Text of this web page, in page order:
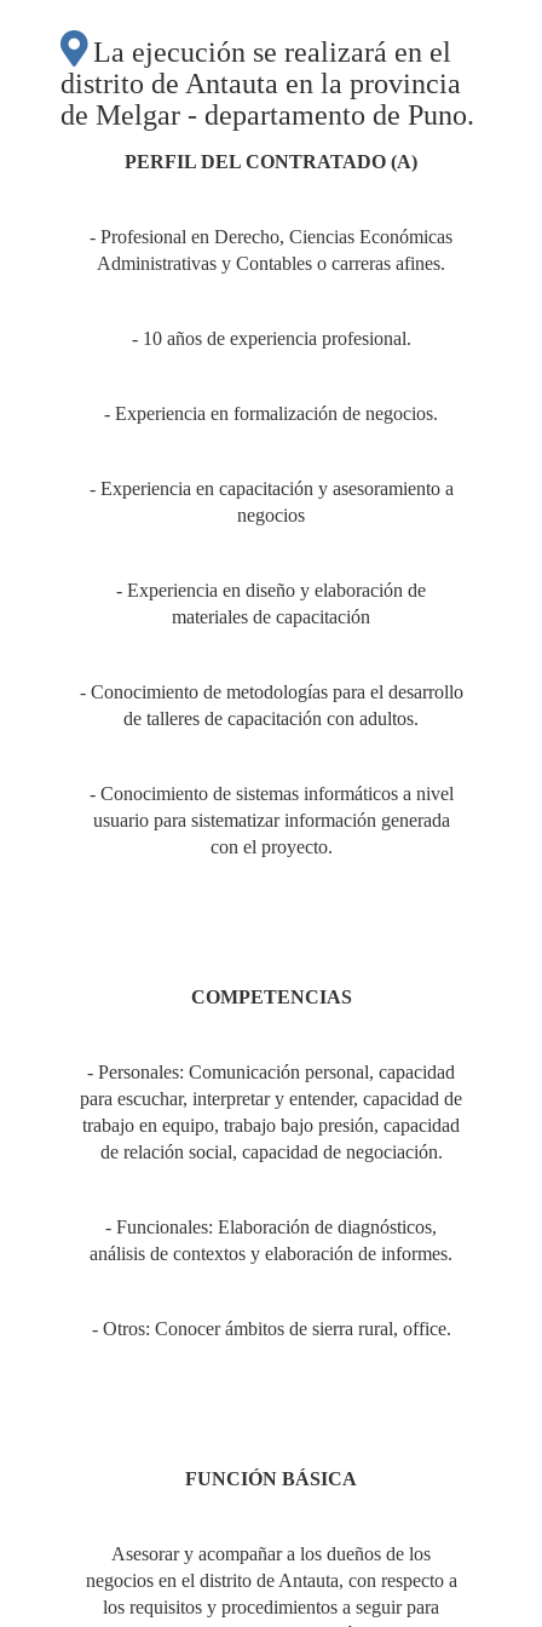
La ejecución se realizará en el
distrito de Antauta en la provincia
de Melgar - departamento de Puno.
PERFIL DEL CONTRATADO (A)
- Profesional en Derecho, Ciencias Económicas
Administrativas y Contables o carreras afines.
- 10 años de experiencia profesional.
- Experiencia en formalización de negocios.
- Experiencia en capacitación y asesoramiento a
negocios
- Experiencia en diseño y elaboración de
materiales de capacitación
- Conocimiento de metodologías para el desarrollo
de talleres de capacitación con adultos.
- Conocimiento de sistemas informáticos a nivel
usuario para sistematizar información generada
con el proyecto.
COMPETENCIAS
- Personales: Comunicación personal, capacidad
para escuchar, interpretar y entender, capacidad de
trabajo en equipo, trabajo bajo presión, capacidad
de relación social, capacidad de negociación.
- Funcionales: Elaboración de diagnósticos,
análisis de contextos y elaboración de informes.
- Otros: Conocer ámbitos de sierra rural, office.
FUNCIÓN BÁSICA
Asesorar y acompañar a los dueños de los
negocios en el distrito de Antauta, con respecto a
los requisitos y procedimientos a seguir para